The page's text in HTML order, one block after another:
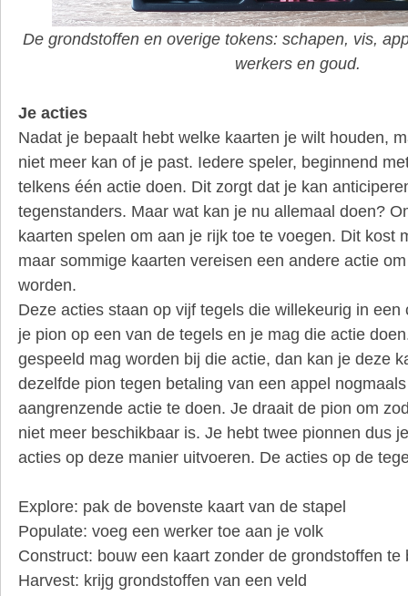
De grondstoffen en overige tokens: schapen, vis,
werkers en goud.
Je acties
Nadat je bepaalt hebt welke kaarten je wilt houden,
niet meer kan of je past. Iedere speler, beginnend
telkens één actie doen. Dit zorgt dat je kan
tegenstanders. Maar wat kan je nu allemaal doen?
kaarten spelen om aan je rijk toe te voegen. Dit kost
maar sommige kaarten vereisen een andere actie
worden.
Deze acties staan op vijf tegels die willekeurig in
je pion op een van de tegels en je mag die actie
gespeeld mag worden bij die actie, dan kan je deze
dezelfde pion tegen betaling van een appel
aangrenzende actie te doen. Je draait de pion om
niet meer beschikbaar is. Je hebt twee pionnen dus
acties op deze manier uitvoeren. De acties op de
Explore: pak de bovenste kaart van de stapel
Populate: voeg een werker toe aan je volk
Construct: bouw een kaart zonder de grondstoffen te
Harvest: krijg grondstoffen van een veld